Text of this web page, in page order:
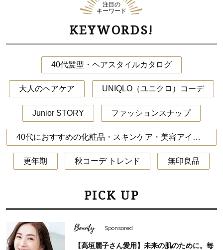
注目の
キーワード
KEYWORDS!
40代髪型・ヘアスタイルカタログ
大人のヘアケア UNIQLO（ユニクロ）コーデ
Junior STORY ファッションスナップ
40代におすすめの化粧品・スキンケア・美容アイテム
更年期 秋コーデ トレンド 無印良品
PICK UP
Beauty Sponsored
【高垣麗子さん愛用】未来の肌のために。毎